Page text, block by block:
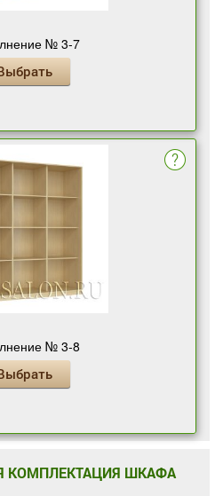
№ 3-7
№ 3-8
КОМПЛЕКТАЦИЯ ШКАФА